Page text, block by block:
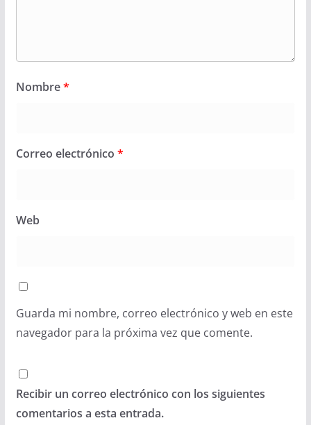
Nombre*
Correo electrónico *
Web
Guarda mi nombre, correo electrónico y web en este
navegador para la próxima vez que comente.
Recibir un correo electrónico con los siguientes
comentarios a esta entrada.